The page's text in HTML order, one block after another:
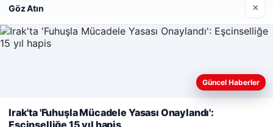
Hastaş Beton
Web sitemizi nasıl kullandığınızı daha iyi anlayabilmek,
kullanıyoruz.Çerez Politikamız
Göz Atın ×
Güncel Haberler
Irak'ta 'Fuhuşla Mücadele Yasası Onaylandı':
Eşcinselliğe 15 yıl hapis